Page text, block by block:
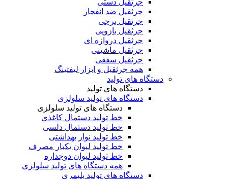
جرثقیل ضد انفجار
جرثقیل برجی
جرثقیل بازویی
جرثقیل دروازه ای
جرثقیل ماشینی
جرثقیل سقفی
همه جرثقیل و ابزار لیفتینگ
دستگاه های تولید
دستگاه های تولید
دستگاه های تولید سلولزی
دستگاه های تولید سلولزی
خط تولید دستمال کاغذی
خط تولید دستمال دلسی
خط تولید نوار بهداشتی
خط تولید لیوان یکبار مصرف
خط تولید لیوان دوجداره
همه دستگاه های تولید سلولزی
دستگاه های تولید پلیمری